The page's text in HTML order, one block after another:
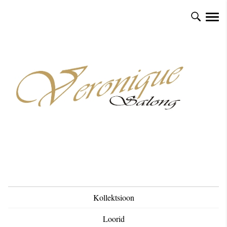
Kollektsioon
Loorid